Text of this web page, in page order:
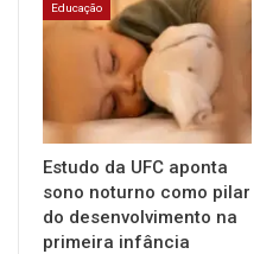
Educação
Estudo da UFC aponta
sono noturno como pilar
do desenvolvimento na
primeira infância